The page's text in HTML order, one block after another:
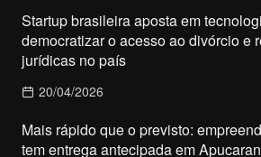
Startup brasileira aposta em
democratizar o acesso ao divórcio e
jurídicas no país
20/04/2026
Mais rápido que o previsto:
tem entrega antecipada em